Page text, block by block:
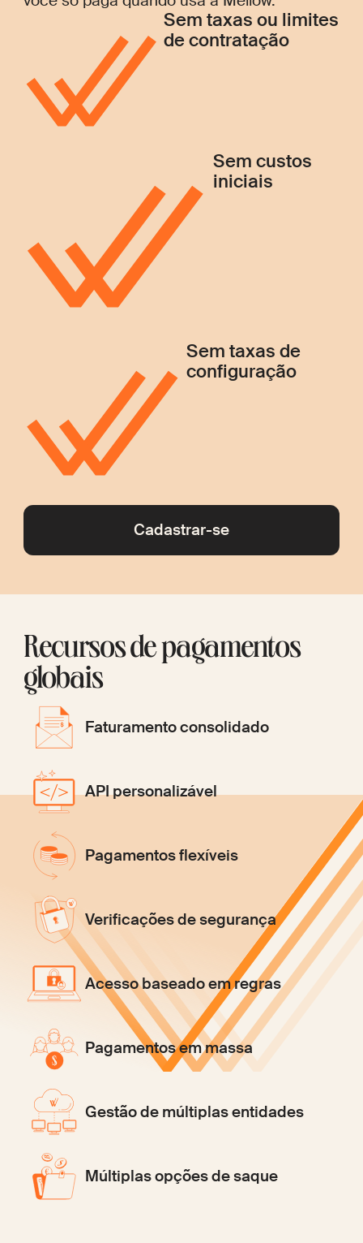
Sem taxas ou limites
de contratação
Sem custos
iniciais
Sem taxas de
configuração
Cadastrar-se
Recursos de pagamentos
globais
Faturamento consolidado
API personalizável
Pagamentos flexíveis
Verificações de segurança
Acesso baseado em regras
Pagamentos em massa
Gestão de múltiplas entidades
Múltiplas opções de saque